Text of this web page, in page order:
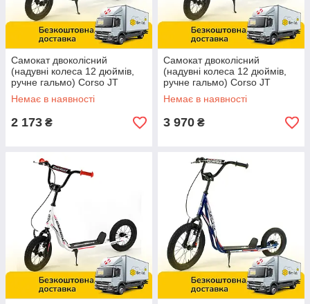
Самокат двоколісний
(надувні колеса 12 дюймів,
ручне гальмо) Corso JT
32050 Чорний
Немає в наявності
2 173 ₴
Самокат двоколісний
(надувні колеса 12 дюймів,
ручне гальмо) Corso JT
47117 Рожевий
Немає в наявності
3 970 ₴